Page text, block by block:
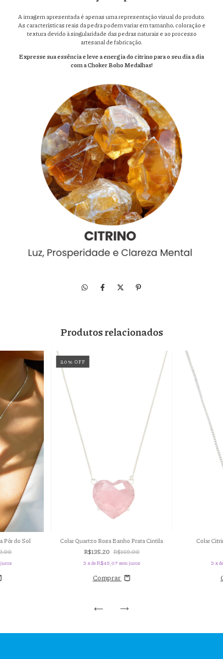
A imagem apresentada é apenas uma representação visual do produto.
As características reais da pedra podem variar em tamanho, coloração e
textura devido à singularidade das pedras naturais e ao processo
artesanal de fabricação.
Expresse sua essência e leve a energia do citrino para o seu dia a dia
com a Choker Boho Medalhas!
Produtos relacionados
Pôr do Sol
20 % OFF
Colar Quartzo Rosa Banho Prata Cintila
R$135,20 R$169,00
3 x deR$45,07 sem juros
Comprar
Colar
3 x